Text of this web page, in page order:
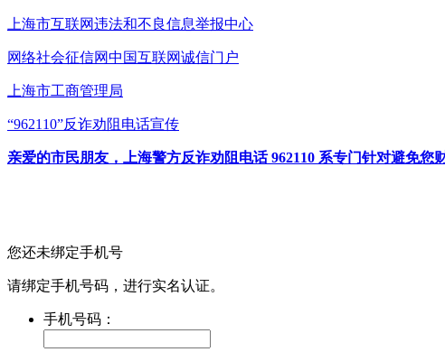
上海市互联网违法和不良信息举报中心
网络社会征信网中国互联网诚信门户
上海市工商管理局
“962110”反诈劝阻电话宣传
亲爱的市民朋友，上海警方反诈劝阻电话 962110 系专门针对避免您
您还未绑定手机号
请绑定手机号码，进行实名认证。
手机号码：